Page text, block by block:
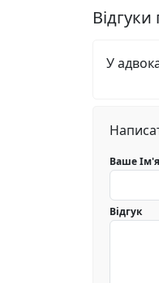
У
Ваше Ім'я
Відгук